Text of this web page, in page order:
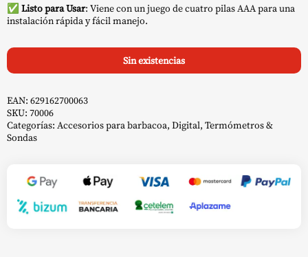
✅ Listo para Usar: Viene con un juego de cuatro pilas AAA para una
instalación rápida y fácil manejo.
Sin existencias
EAN: 629162700063
SKU: 70006
Categorías: Accesorios para barbacoa, Digital, Termómetros &
Sondas